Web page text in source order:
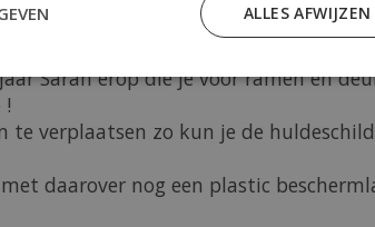
toevoeging waardoor je feest opvalt ?
Sarah erop die je voor ramen en
verplaatsen zo kun je de
daarover nog een plastic
ALLES AFWIJZEN